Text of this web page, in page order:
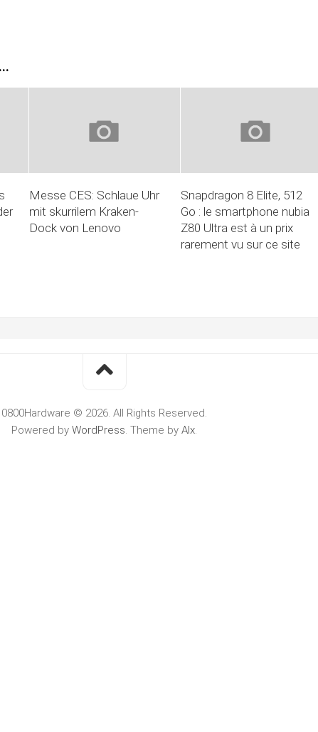
Messe CES: Schlaue Uhr
mit skurrilem Kraken-
Dock von Lenovo
Snapdragon 8 Elite, 512
Go : le smartphone nubia
Z80 Ultra est à un prix
rarement vu sur ce site
0800Hardware © 2026. All Rights Reserved.
Powered by WordPress. Theme by Alx.